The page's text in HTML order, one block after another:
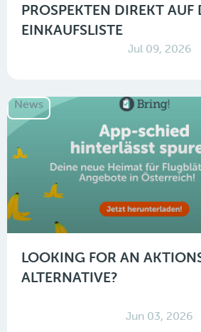
PROSPEKTEN DIREKT AUF
EINKAUFSLISTE
Jul 09, 2026
News
LOOKING FOR AN
ALTERNATIVE?
Jun 03, 2026